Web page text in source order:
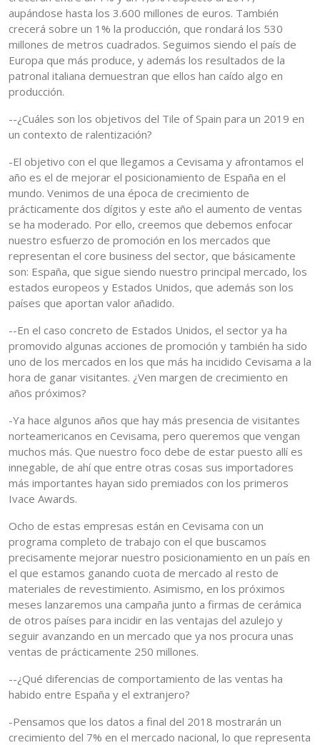
aupándose hasta los 3.600 millones de euros. También
crecerá sobre un 1% la producción, que rondará los 530
millones de metros cuadrados. Seguimos siendo el país de
Europa que más produce, y además los resultados de la
patronal italiana demuestran que ellos han caído algo en
producción.
--¿Cuáles son los objetivos del Tile of Spain para un 2019 en
un contexto de ralentización?
-El objetivo con el que llegamos a Cevisama y afrontamos el
año es el de mejorar el posicionamiento de España en el
mundo. Venimos de una época de crecimiento de
prácticamente dos dígitos y este año el aumento de ventas
se ha moderado. Por ello, creemos que debemos enfocar
nuestro esfuerzo de promoción en los mercados que
representan el core business del sector, que básicamente
son: España, que sigue siendo nuestro principal mercado, los
estados europeos y Estados Unidos, que además son los
países que aportan valor añadido.
--En el caso concreto de Estados Unidos, el sector ya ha
promovido algunas acciones de promoción y también ha sido
uno de los mercados en los que más ha incidido Cevisama a la
hora de ganar visitantes. ¿Ven margen de crecimiento en
años próximos?
-Ya hace algunos años que hay más presencia de visitantes
norteamericanos en Cevisama, pero queremos que vengan
muchos más. Que nuestro foco debe de estar puesto allí es
innegable, de ahí que entre otras cosas sus importadores
más importantes hayan sido premiados con los primeros
Ivace Awards.
Ocho de estas empresas están en Cevisama con un
programa completo de trabajo con el que buscamos
precisamente mejorar nuestro posicionamiento en un país en
el que estamos ganando cuota de mercado al resto de
materiales de revestimiento. Asimismo, en los próximos
meses lanzaremos una campaña junto a firmas de cerámica
de otros países para incidir en las ventajas del azulejo y
seguir avanzando en un mercado que ya nos procura unas
ventas de prácticamente 250 millones.
--¿Qué diferencias de comportamiento de las ventas ha
habido entre España y el extranjero?
-Pensamos que los datos a final del 2018 mostrarán un
crecimiento del 7% en el mercado nacional, lo que representa